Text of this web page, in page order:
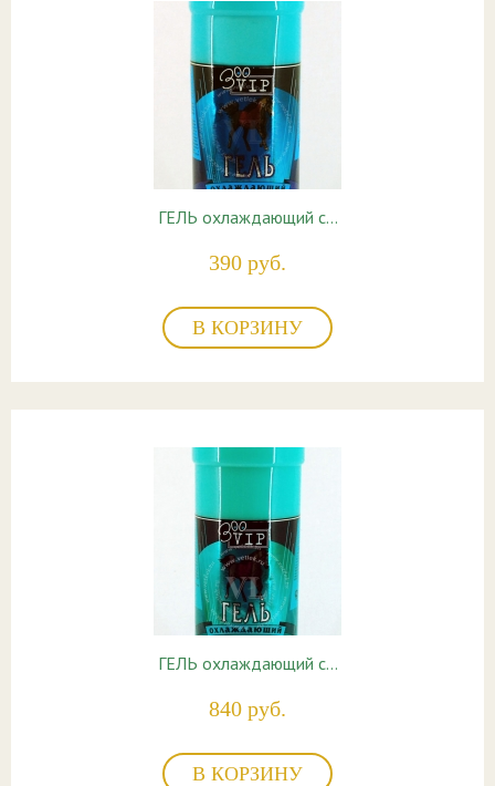
ГЕЛЬ охлаждающий с…
390 руб.
В КОРЗИНУ
ГЕЛЬ охлаждающий с…
840 руб.
В КОРЗИНУ